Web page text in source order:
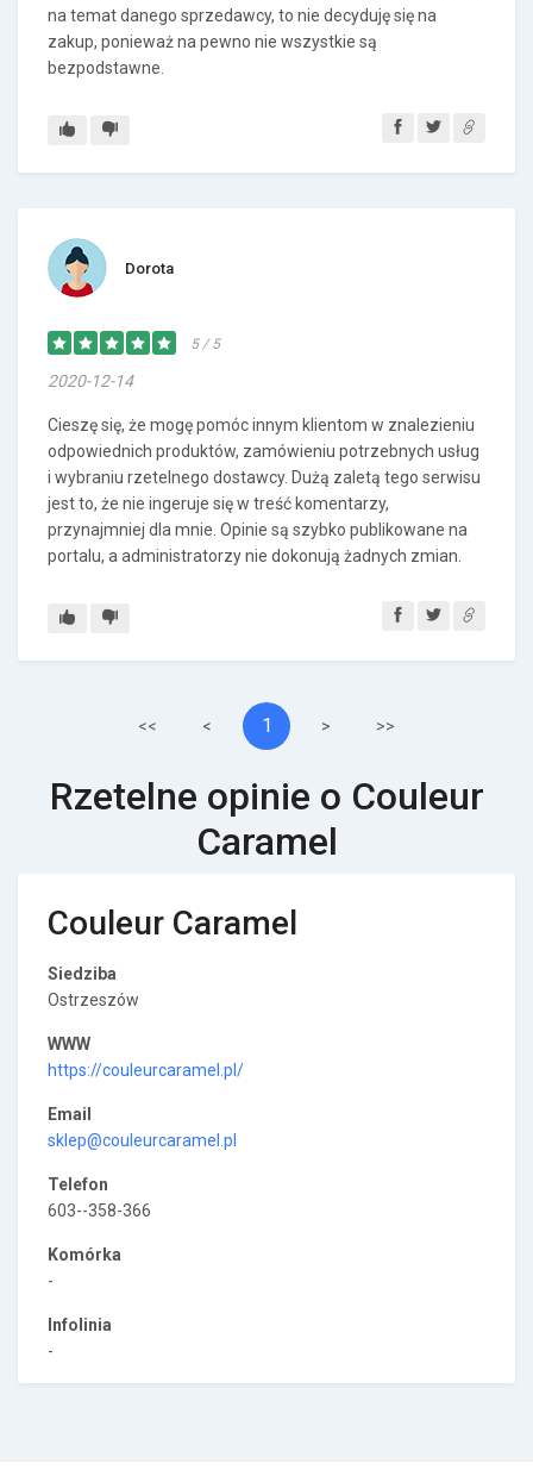
na temat danego sprzedawcy, to nie decyduję się na
zakup, ponieważ na pewno nie wszystkie są
bezpodstawne.
Dorota
5 / 5
2020-12-14
Cieszę się, że mogę pomóc innym klientom w znalezieniu
odpowiednich produktów, zamówieniu potrzebnych usług
i wybraniu rzetelnego dostawcy. Dużą zaletą tego serwisu
jest to, że nie ingeruje się w treść komentarzy,
przynajmniej dla mnie. Opinie są szybko publikowane na
portalu, a administratorzy nie dokonują żadnych zmian.
<< < 1 > >>
Rzetelne opinie o Couleur
Caramel
Couleur Caramel
Siedziba
Ostrzeszów
WWW
https://couleurcaramel.pl/
Email
sklep@couleurcaramel.pl
Telefon
603--358-366
Komórka
-
Infolinia
-